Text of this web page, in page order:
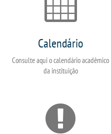
Calendário
Consulte aqui o calendário acadêmico
da instituição